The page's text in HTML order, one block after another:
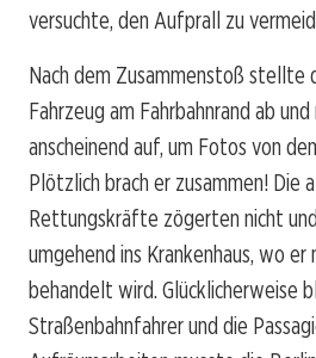
versuchte, den Aufprall zu
Nach dem Zusammenstoß stellte
Fahrzeug am Fahrbahnrand ab
anscheinend auf, um Fotos von
Plötzlich brach er zusammen! Die
Rettungskräfte zögerten nicht
umgehend ins Krankenhaus, wo er
behandelt wird. Glücklicherweise
Straßenbahnfahrer und die